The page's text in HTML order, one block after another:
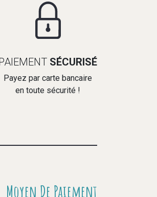
SÉCURISÉ
Payez par carte bancaire
en toute sécurité !
Moyen De Paiement